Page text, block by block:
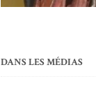
DANS LES MÉDIAS